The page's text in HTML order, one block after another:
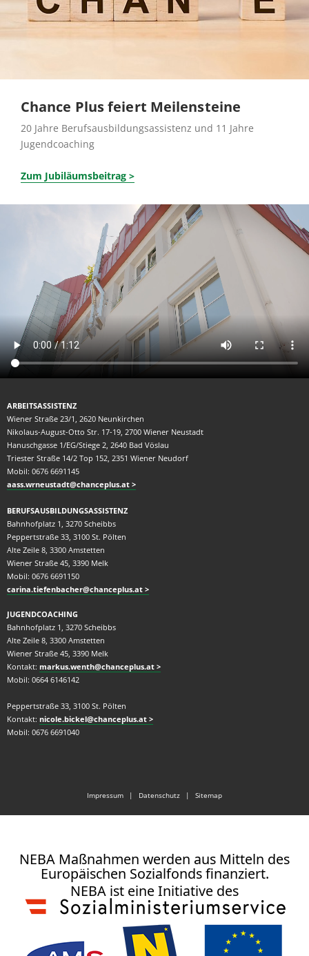
Chance Plus feiert Meilensteine
20 Jahre Berufsausbildungsassistenz und 11 Jahre
Jugendcoaching
Zum Jubiläumsbeitrag
ARBEITSASSISTENZ
Wiener Straße 23/1, 2620 Neunkirchen
Nikolaus-August-Otto Str. 17-19, 2700 Wiener Neustadt
Hanuschgasse 1/EG/Stiege 2, 2640 Bad Vöslau
Triester Straße 14/2 Top 152, 2351 Wiener Neudorf
Mobil: 0676 6691145
aass.wrneustadt@chanceplus.at
BERUFSAUSBILDUNGSASSISTENZ
Bahnhofplatz 1, 3270 Scheibbs
Peppertstraße 33, 3100 St. Pölten
Alte Zeile 8, 3300 Amstetten
Wiener Straße 45, 3390 Melk
Mobil: 0676 6691150
carina.tiefenbacher@chanceplus.at
JUGENDCOACHING
Bahnhofplatz 1, 3270 Scheibbs
Alte Zeile 8, 3300 Amstetten
Wiener Straße 45, 3390 Melk
Kontakt: markus.wenth@chanceplus.at
Mobil: 0664 6146142
Peppertstraße 33, 3100 St. Pölten
Kontakt: nicole.bickel@chanceplus.at
Mobil: 0676 6691040
Impressum | Datenschutz | Sitemap
NEBA Maßnahmen werden aus Mitteln des
Europäischen Sozialfonds finanziert.
NEBA ist eine Initiative des